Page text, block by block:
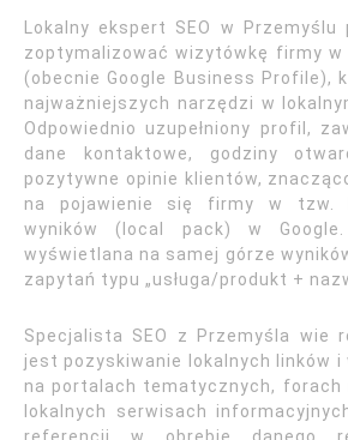
Lokalny ekspert SEO w
zoptymalizować wizytówkę firmy w
(obecnie Google Business Profile),
najważniejszych narzędzi w
Odpowiednio uzupełniony profil,
dane kontaktowe, godziny
pozytywne opinie klientów,
na pojawienie się firmy w tzw.
wyników (local pack) w
wyświetlana na samej górze
zapytań typu „usługa/produkt +
Specjalista SEO z Przemyśla wie
jest pozyskiwanie lokalnych linków i
na portalach tematycznych,
lokalnych serwisach